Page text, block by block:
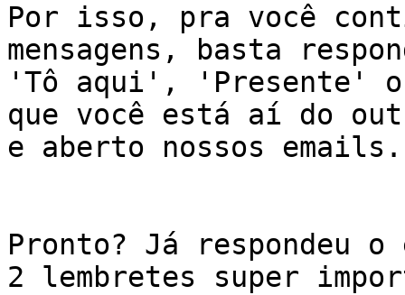
Por isso, pra você
mensagens, basta
'Tô aqui', 'Presente'
que você está aí do
e aberto nossos emails.
Pronto? Já respondeu
2 lembretes super